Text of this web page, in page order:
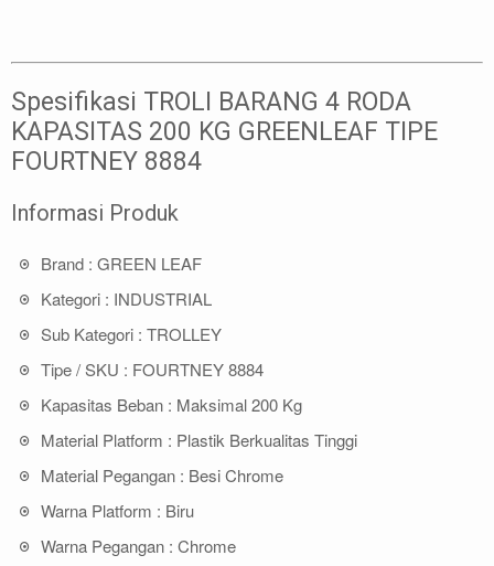
Spesifikasi TROLI BARANG 4 RODA
KAPASITAS 200 KG GREENLEAF TIPE
FOURTNEY 8884
Informasi Produk
Brand : GREEN LEAF
Kategori : INDUSTRIAL
Sub Kategori : TROLLEY
Tipe / SKU : FOURTNEY 8884
Kapasitas Beban : Maksimal 200 Kg
Material Platform : Plastik Berkualitas Tinggi
Material Pegangan : Besi Chrome
Warna Platform : Biru
Warna Pegangan : Chrome